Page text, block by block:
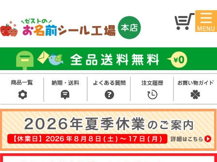
マイ
ジ
お名
前シ
ール
アイ
ロン
シー
ル
お買
い得
セッ
ト
スタ
ンプ